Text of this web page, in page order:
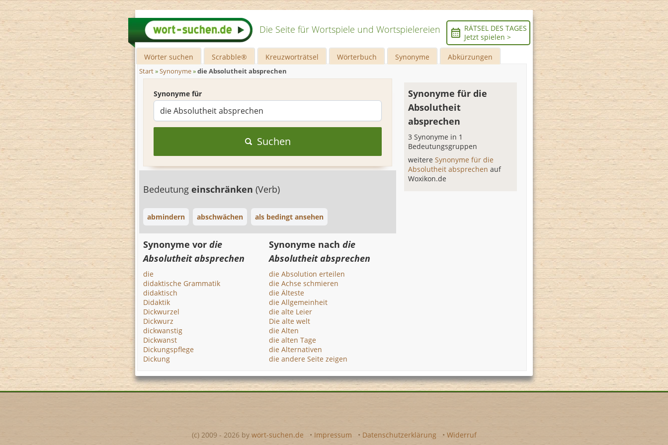
Die Seite für Wortspiele und Wortspielereien
RÄTSEL DES TAGES
Jetzt spielen >
Wörter suchen Scrabble® Kreuzworträtsel Wörterbuch Synonyme Abkürzungen
Start»Synonyme»die Absolutheit absprechen
Synonyme für
Suchen
Bedeutung einschränken (Verb)
abmindern abschwächen als bedingt ansehen
Synonyme für die
Absolutheit
absprechen
3 Synonyme in 1
Bedeutungsgruppen
weitereSynonyme für die
Absolutheit absprechenauf
Woxikon.de
Synonyme vor die
Absolutheit absprechen
die
didaktische Grammatik
didaktisch
Didaktik
Dickwurzel
Dickwurz
dickwanstig
Dickwanst
Dickungspflege
Dickung
Synonyme nachdie
Absolutheit absprechen
die Absolution erteilen
die Achse schmieren
die Älteste
die Allgemeinheit
die alte Leier
Die alte welt
die Alten
die alten Tage
die Alternativen
die andere Seite zeigen
(c) 2009 - 2026 by wort-suchen.de • Impressum • Datenschutzerklärung • Widerruf